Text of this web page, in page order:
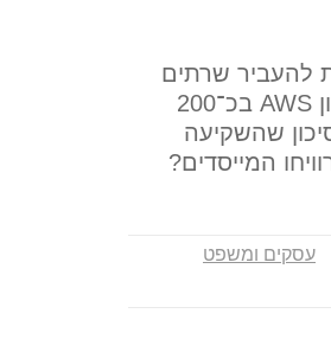
להעביר שרתים
שלמים לענן, נמכרה לחברת שירותי הענן של אמזון AWS בכ־200
שהשקיעה
עסקים ומשפט